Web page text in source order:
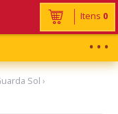
Itens 0
Sol ›